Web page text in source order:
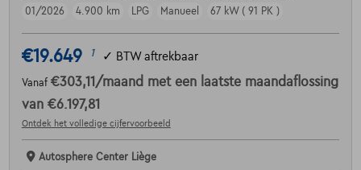
01/2026
4.900 km LPG Manueel 67 kW ( 91 PK )
€19.649 1 ✓ BTW aftrekbaar
Vanaf €303,11 /maand met een laatste maandaflossing
van €6.197,81
Ontdek het volledige cijfervoorbeeld
Autosphere Center Liège